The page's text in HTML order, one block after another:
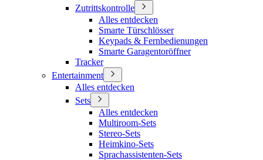
Zutrittskontrolle
Alles entdecken
Smarte Türschlösser
Keypads & Fernbedienungen
Smarte Garagentoröffner
Tracker
Entertainment
Alles entdecken
Sets
Alles entdecken
Multiroom-Sets
Stereo-Sets
Heimkino-Sets
Sprachassistenten-Sets